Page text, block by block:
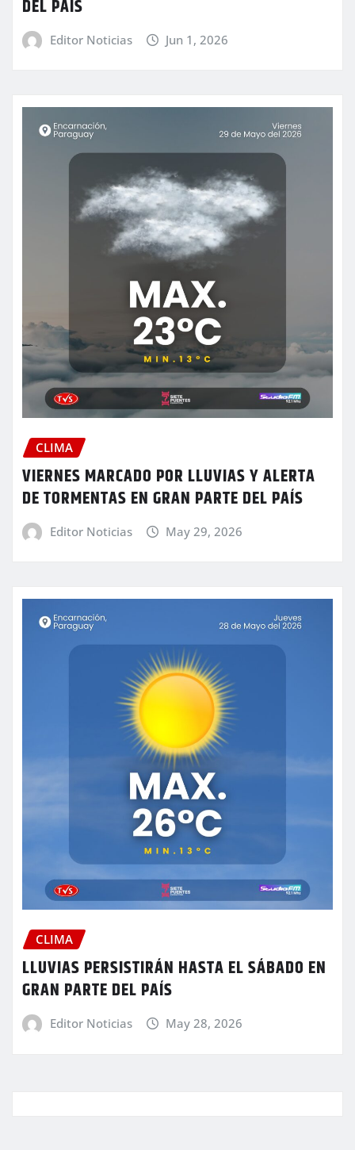
DEL PAÍS
Editor Noticias Jun 1, 2026
CLIMA
VIERNES MARCADO POR LLUVIAS Y ALERTA
DE TORMENTAS EN GRAN PARTE DEL PAÍS
Editor Noticias May 29, 2026
CLIMA
LLUVIAS PERSISTIRÁN HASTA EL SÁBADO EN
GRAN PARTE DEL PAÍS
Editor Noticias May 28, 2026